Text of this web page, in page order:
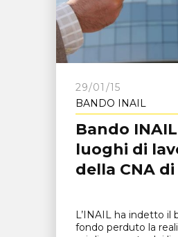
29/01/15
BANDO INAIL
Bando
luoghi di
della CNA
L’INAIL ha indetto il
fondo perduto la